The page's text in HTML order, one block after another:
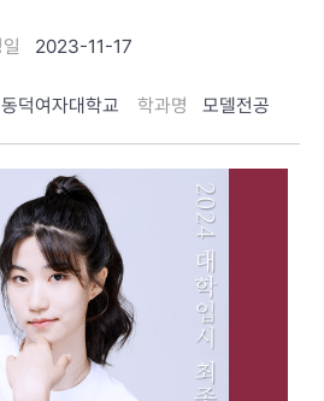
2023-11-17
동덕여자대학교 학과명 모델전공